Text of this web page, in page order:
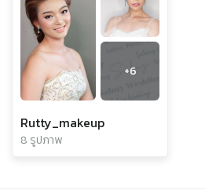
+6
Rutty_makeup
8 รูปภาพ